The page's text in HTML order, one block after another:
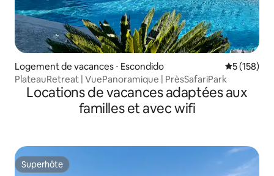
Logement de vacances ⋅ Escondido Évaluation
5 (158)
PlateauRetreat | VuePanoramique | PrèsSafariPark
Locations de vacances adaptées aux
familles et avec wifi
Superhôte
Superhôte